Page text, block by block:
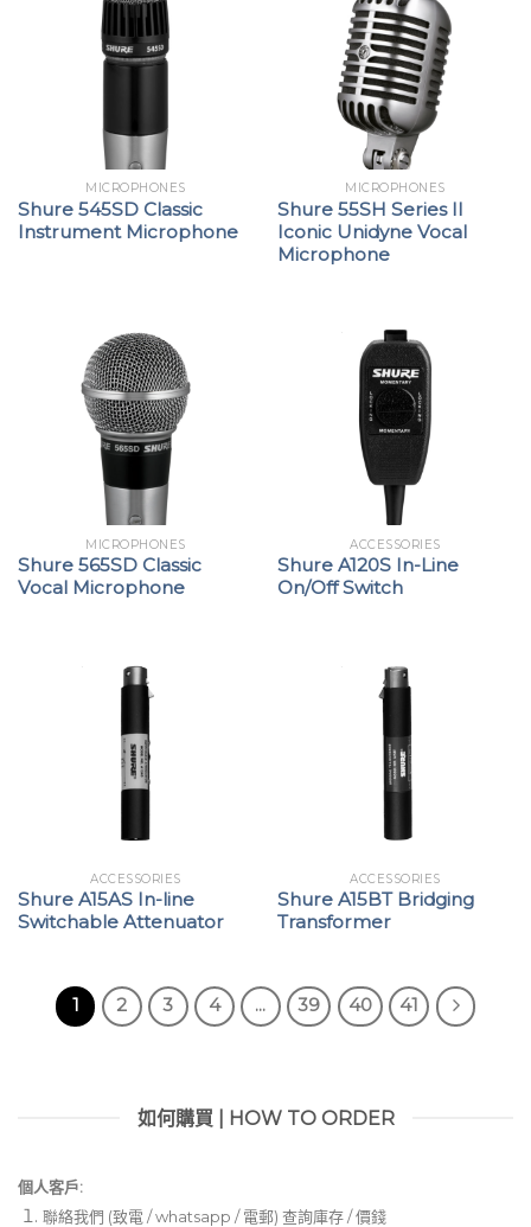
MICROPHONES
Shure 545SD Classic
Instrument Microphone
MICROPHONES
Shure 55SH Series II
Iconic Unidyne Vocal
Microphone
MICROPHONES
Shure 565SD Classic
Vocal Microphone
ACCESSORIES
Shure A120S In-Line
On/Off Switch
ACCESSORIES
Shure A15AS In-line
Switchable Attenuator
ACCESSORIES
Shure A15BT Bridging
Transformer
1 2 3 4 ... 39 40 41
如何購買 | HOW TO ORDER
個人客戶:
聯絡我們 (致電 / whatsapp / 電郵) 查詢庫存 / 價錢